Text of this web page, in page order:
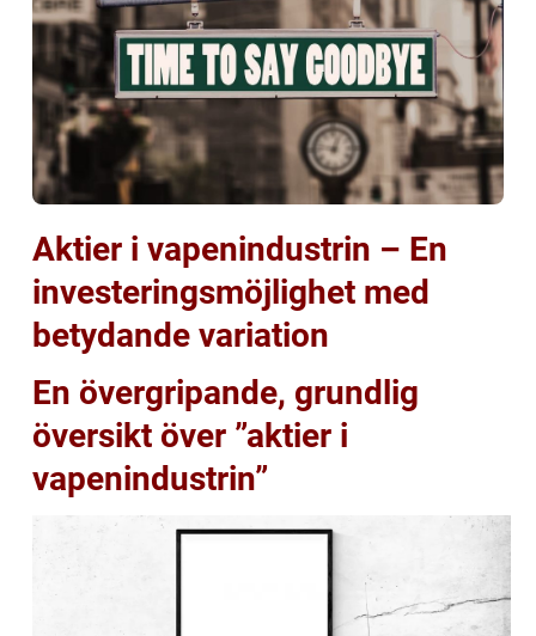
Aktier i vapenindustrin – En
investeringsmöjlighet med
betydande variation
En övergripande, grundlig
översikt över ”aktier i
vapenindustrin”